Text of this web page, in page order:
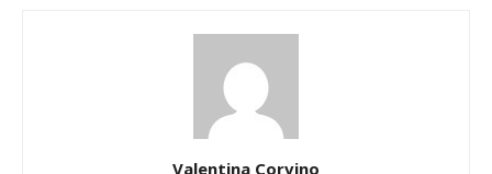
Valentina Corvino